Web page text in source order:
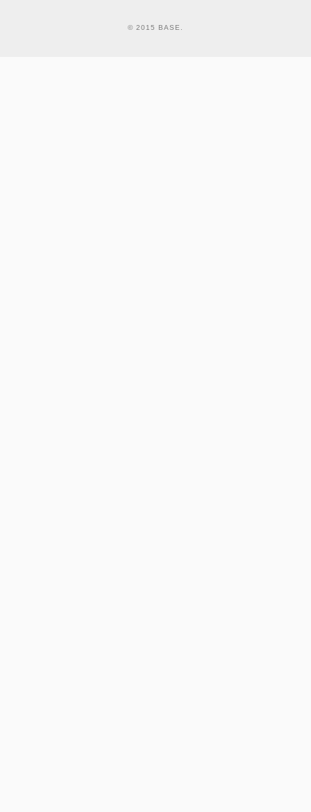
© 2015 BASE.